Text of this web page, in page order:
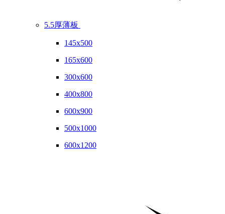
5.5厚薄板
145x500
165x600
300x600
400x800
600x900
500x1000
600x1200